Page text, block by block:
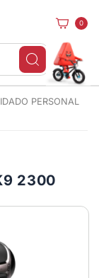
0
PERSONAL
2300